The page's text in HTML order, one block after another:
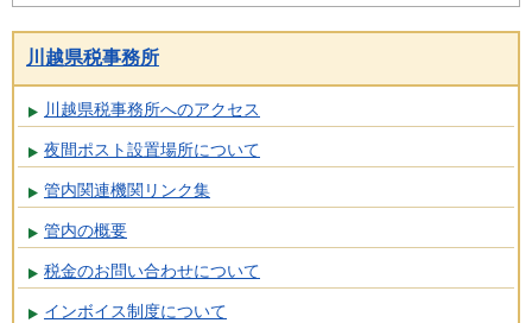
川越県税事務所
川越県税事務所へのアクセス
夜間ポスト設置場所について
管内関連機関リンク集
管内の概要
税金のお問い合わせについて
インボイス制度について